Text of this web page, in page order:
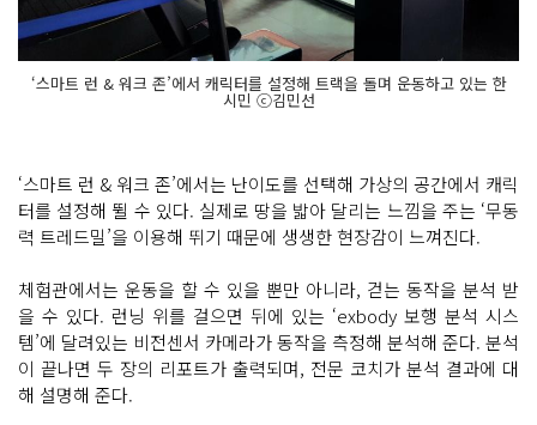
‘스마트 런 & 워크 존’에서 캐릭터를 설정해 트랙을 돌며 운동하고 있는 한
시민 ⓒ김민선
‘스마트 런 & 워크 존’에서는 난이도를 선택해 가상의 공간에서 캐릭
터를 설정해 뛸 수 있다. 실제로 땅을 밟아 달리는 느낌을 주는 ‘무동
력 트레드밀’을 이용해 뛰기 때문에 생생한 현장감이 느껴진다.
체험관에서는 운동을 할 수 있을 뿐만 아니라, 걷는 동작을 분석 받
을 수 있다. 런닝 위를 걸으면 뒤에 있는 ‘exbody 보행 분석 시스
템’에 달려있는 비전센서 카메라가 동작을 측정해 분석해 준다. 분석
이 끝나면 두 장의 리포트가 출력되며, 전문 코치가 분석 결과에 대
해 설명해 준다.